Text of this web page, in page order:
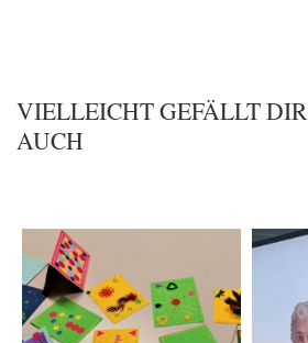
VIELLEICHT GEFÄLLT DIR
AUCH